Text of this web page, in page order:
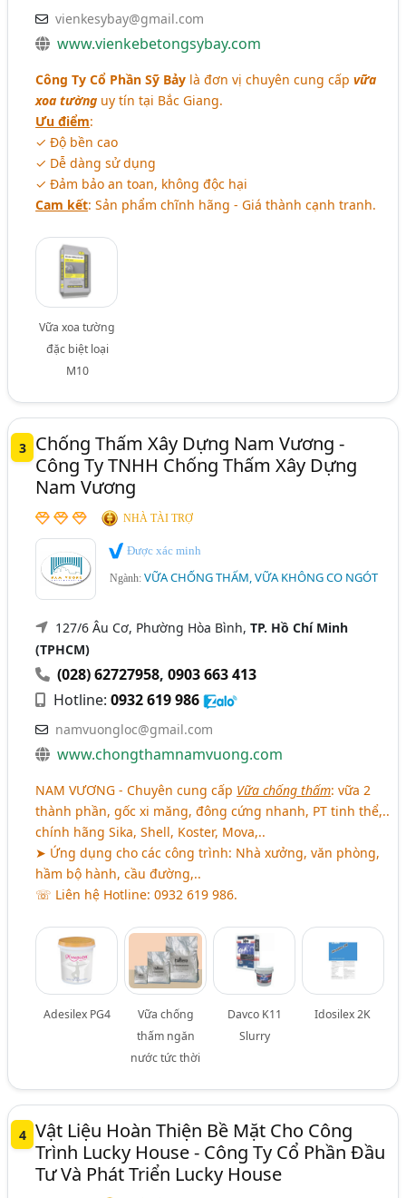
vienkesybay@gmail.com
www.vienkebetongsybay.com
Công Ty Cổ Phần Sỹ Bảy là đơn vị chuyên cung cấpvữa
xoa tường uy tín tại Bắc Giang.
Ưu điểm:
✓ Độ bền cao
✓ Dễ dàng sử dụng
✓ Đảm bảo an toan, không độc hại
Cam kết: Sản phẩm chĩnh hãng - Giá thành cạnh tranh.
Vữa xoa tường
đặc biệt loại
M10
3
Chống Thấm Xây Dựng Nam Vương -
Công Ty TNHH Chống Thấm Xây Dựng
Nam Vương
NHÀ TÀI TRỢ
Được xác minh
Ngành:VỮA CHỐNG THẤM, VỮA KHÔNG CO NGÓT
127/6 Âu Cơ, Phường Hòa Bình,TP. Hồ Chí Minh
(TPHCM)
(028) 62727958,0903 663 413
Hotline:0932 619 986
namvuongloc@gmail.com
www.chongthamnamvuong.com
NAM VƯƠNG - Chuyên cung cấp Vữa chống thấm: vữa 2
thành phần, gốc xi măng, đông cứng nhanh, PT tinh thể,..
chính hãng Sika, Shell, Koster, Mova,..
➤ Ứng dụng cho các công trình: Nhà xưởng, văn phòng,
hầm bộ hành, cầu đường,..
☏ Liên hệ Hotline: 0932 619 986.
Adesilex PG4
Vữa chống
thấm ngăn
nước tức thời
Davco K11
Slurry
Idosilex 2K
4 Vật Liệu Hoàn Thiện Bề Mặt Cho Công
Trình Lucky House - Công Ty Cổ Phần Đầu
Tư Và Phát Triển Lucky House